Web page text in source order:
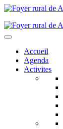
Accueil
Agenda
Activites